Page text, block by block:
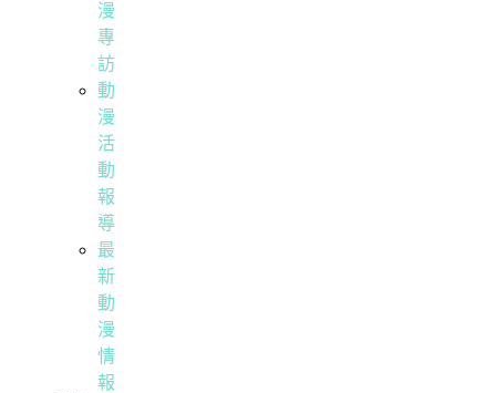
漫
專
訪
動
漫
活
動
報
導
最
新
動
漫
情
報